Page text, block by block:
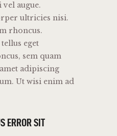
augue.
ultricies nisi.
rhoncus.
eget
sem quam
adipiscing
Ut wisi enim ad
ERROR SIT